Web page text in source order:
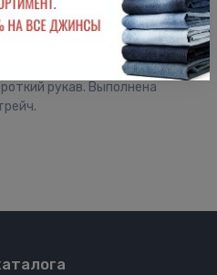
(прилегающий силуэт),
рукав. Выполнена